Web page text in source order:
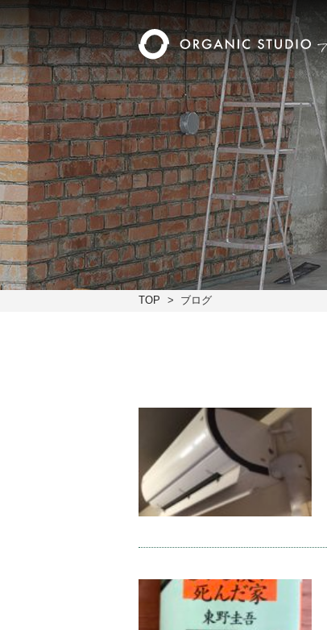
TOP ブログ